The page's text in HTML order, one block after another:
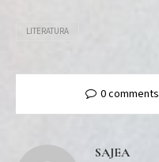
LITERATURA
0 comments
SAJEA